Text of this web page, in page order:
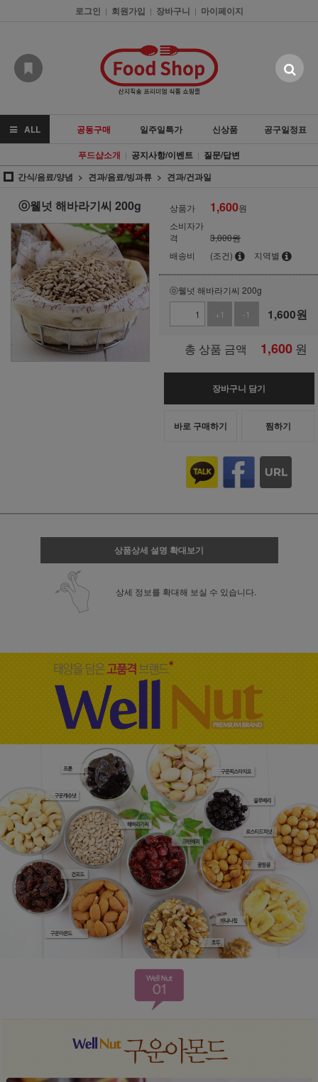
로그인 | 회원가입 | 장바구니 | 마이페이지
ALL 공동구매 일주일특가 신상품
공구일정표
푸드샵소개 | 공지사항/이벤트 | 질문/답변
간식/음료/양념
견과/음료/빙과류 견과/건과일
ⓞ웰넛 해바라기씨 200g 상품가 1,600원
소비자가
격
3,000원
배송비
(조건) 지역별
ⓞ웰넛 해바라기씨 200g
+1
-1 1,600원
총 상품 금액 1,600 원
장바구니 담기
바로 구매하기 찜하기
상품상세 설명 확대보기
상세 정보를 확대해 보실 수 있습니다.